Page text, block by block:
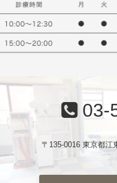
03-
〒135-0016 東京都江